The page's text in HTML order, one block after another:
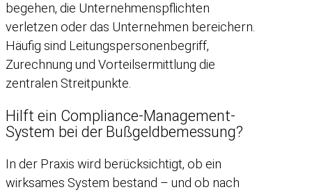
begehen, die Unternehmenspflichten
verletzen oder das Unternehmen bereichern.
Häufig sind Leitungspersonenbegriff,
Zurechnung und Vorteilsermittlung die
zentralen Streitpunkte.
Hilft ein Compliance-Management-
System bei der Bußgeldbemessung?
In der Praxis wird berücksichtigt, ob ein
wirksames System bestand – und ob nach